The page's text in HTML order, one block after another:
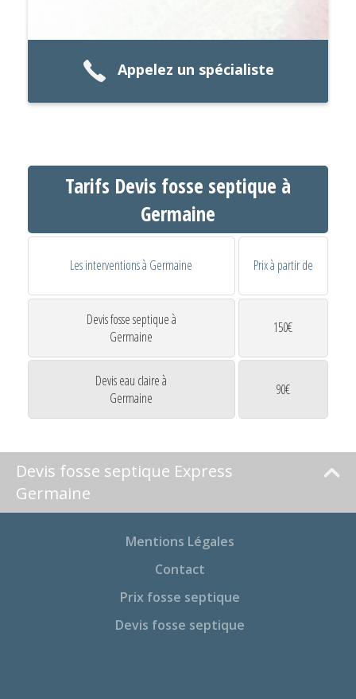
Appelez un spécialiste
Tarifs Devis fosse septique à
Germaine
Les interventions à Germaine Prix à partir de
Devis fosse septique à
Germaine
150€
Devis eau claire à
Germaine
90€
Devis fosse septique Express
Germaine
Mentions Légales
Contact
Prix fosse septique
Devis fosse septique